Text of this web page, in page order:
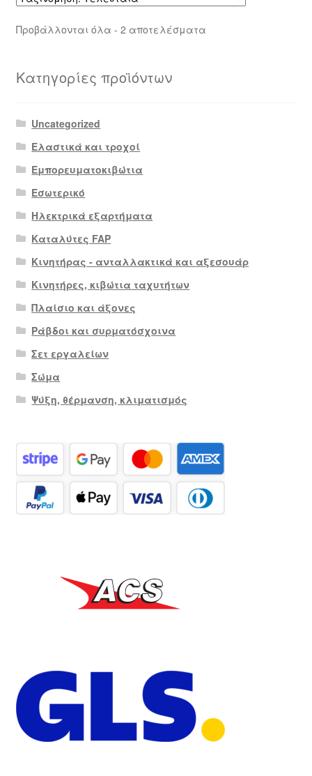
Προβάλλονται όλα - 2 αποτελέσματαSorted
Κατηγορίες προϊόντων
Uncategorized
Ελαστικά και τροχοί
Εμπορευματοκιβώτια
Εσωτερικό
Ηλεκτρικά εξαρτήματα
Καταλύτες FAP
Κινητήρας - ανταλλακτικά και αξεσουάρ
Κινητήρες, κιβώτια ταχυτήτων
Πλαίσιο και άξονες
Ράβδοι και συρματόσχοινα
Σετ εργαλείων
Σώμα
Ψύξη, θέρμανση, κλιματισμός